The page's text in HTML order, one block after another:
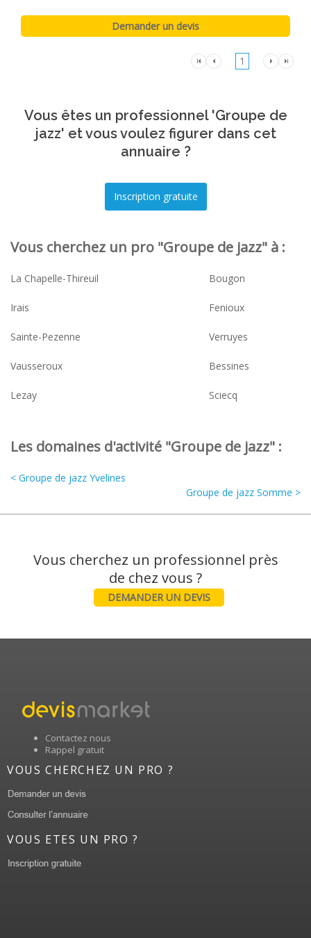
1
Vous êtes un professionnel 'Groupe de
jazz' et vous voulez figurer dans cet
annuaire ?
Vous cherchez un pro "Groupe de jazz" à :
La Chapelle-Thireuil Bougon
Irais Fenioux
Sainte-Pezenne Verruyes
Vausseroux Bessines
Lezay Sciecq
Les domaines d'activité "Groupe de jazz" :
< Groupe de jazz Yvelines
Groupe de jazz Somme >
Vous cherchez un professionnel près
DEMANDER UN DEVIS
Contactez nous
Rappel gratuit
VOUS CHERCHEZ UN PRO ?
VOUS ETES UN PRO ?